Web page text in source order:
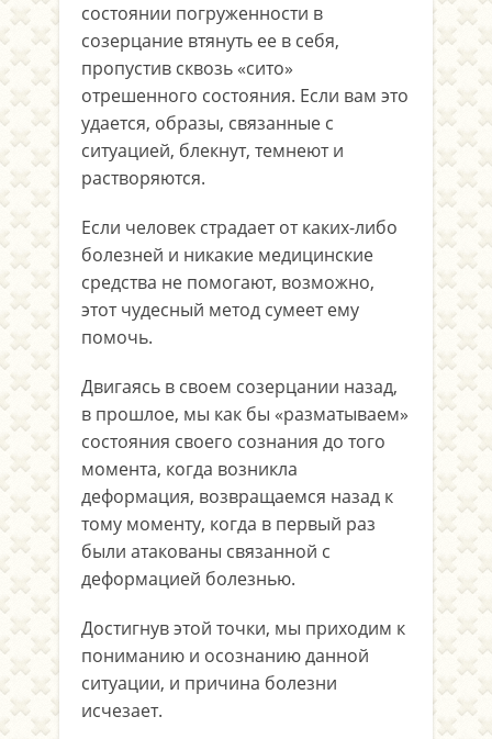
состоянии погруженности в
созерцание втянуть ее в себя,
пропустив сквозь «сито»
отрешенного состояния. Если вам это
удается, образы, связанные с
ситуацией, блекнут, темнеют и
растворяются.
Если человек страдает от каких-либо
болезней и никакие медицинские
средства не помогают, возможно,
этот чудесный метод сумеет ему
помочь.
Двигаясь в своем созерцании назад,
в прошлое, мы как бы «разматываем»
состояния своего сознания до того
момента, когда возникла
деформация, возвращаемся назад к
тому моменту, когда в первый раз
были атакованы связанной с
деформацией болезнью.
Достигнув этой точки, мы приходим к
пониманию и осознанию данной
ситуации, и причина болезни
исчезает.